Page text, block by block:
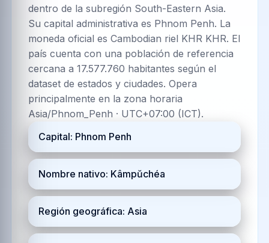
dentro de la subregión South-Eastern Asia.
Su capital administrativa es Phnom Penh. La
moneda oficial es Cambodian riel KHR KHR. El
país cuenta con una población de referencia
cercana a 17.577.760 habitantes según el
dataset de estados y ciudades. Opera
principalmente en la zona horaria
Asia/Phnom_Penh · UTC+07:00 (ICT).
Capital: Phnom Penh
Nombre nativo: Kâmpŭchéa
Región geográfica: Asia